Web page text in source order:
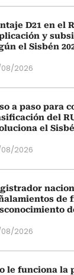
D21 en el
y
el Sisbén
2026
a paso para
del
el
2026
de
2026
le funciona la